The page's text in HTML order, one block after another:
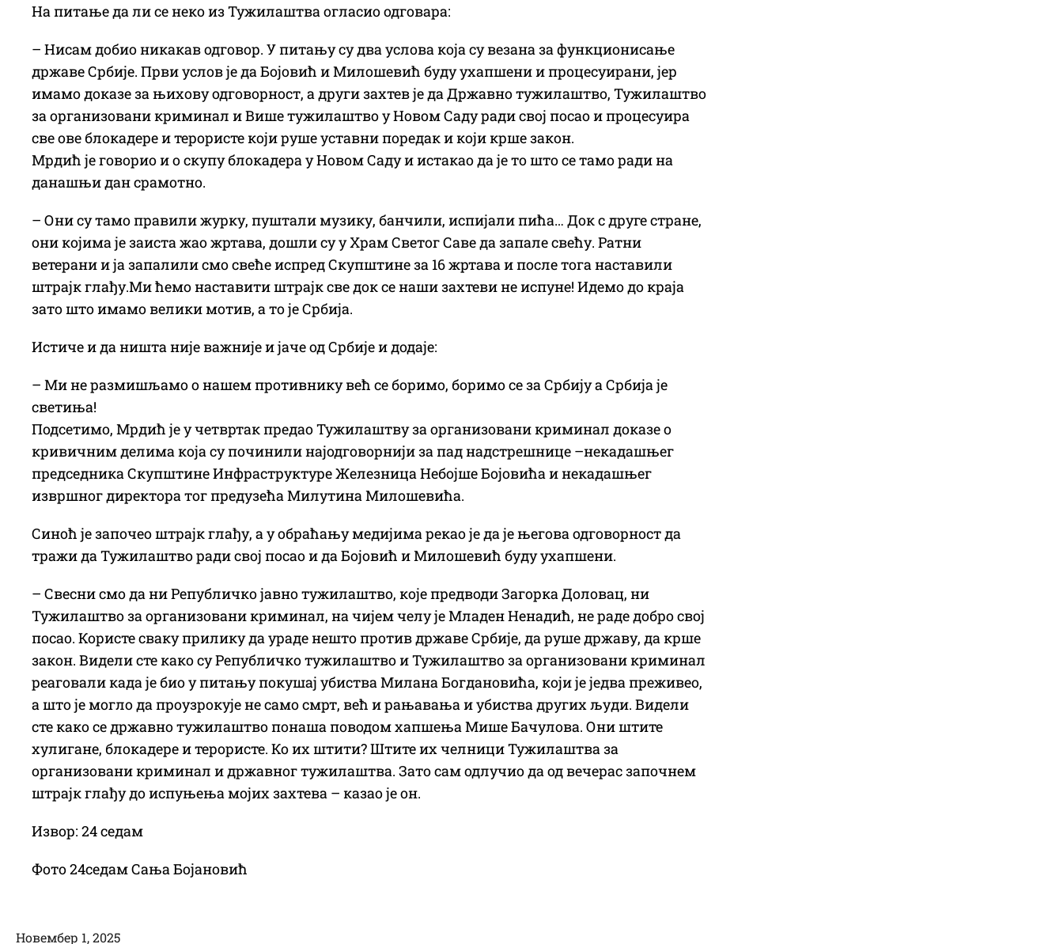
На питање да ли се неко из Тужилаштва огласио одговара:
– Нисам добио никакав одговор. У питању су два услова која су везана за функционисање
државе Србије. Први услов је да Бојовић и Милошевић буду ухапшени и процесуирани, јер
имамо доказе за њихову одговорност, а други захтев је да Државно тужилаштво, Тужилаштво
за организовани криминал и Више тужилаштво у Новом Саду ради свој посао и процесуира
све ове блокадере и терористе који руше уставни поредак и који крше закон.
Мрдић је говорио и о скупу блокадера у Новом Саду и истакао да је то што се тамо ради на
данашњи дан срамотно.
– Они су тамо правили журку, пуштали музику, банчили, испијали пића… Док с друге стране,
они којима је заиста жао жртава, дошли су у Храм Светог Саве да запале свећу. Ратни
ветерани и ја запалили смо свеће испред Скупштине за 16 жртава и после тога наставили
штрајк глађу.Ми ћемо наставити штрајк све док се наши захтеви не испуне! Идемо до краја
зато што имамо велики мотив, а то је Србија.
Истиче и да ништа није важније и јаче од Србије и додаје:
– Ми не размишљамо о нашем противнику већ се боримо, боримо се за Србију а Србија је
светиња!
Подсетимо, Мрдић је у четвртак предао Тужилаштву за организовани криминал доказе о
кривичним делима која су починили најодговорнији за пад надстрешнице –некадашњег
председника Скупштине Инфраструктуре Железница Небојше Бојовића и некадашњег
извршног директора тог предузећа Милутина Милошевића.
Синоћ је започео штрајк глађу, а у обраћању медијима рекао је да је његова одговорност да
тражи да Тужилаштво ради свој посао и да Бојовић и Милошевић буду ухапшени.
– Свесни смо да ни Републичко јавно тужилаштво, које предводи Загорка Доловац, ни
Тужилаштво за организовани криминал, на чијем челу је Младен Ненадић, не раде добро свој
посао. Користе сваку прилику да ураде нешто против државе Србије, да руше државу, да крше
закон. Видели сте како су Републичко тужилаштво и Тужилаштво за организовани криминал
реаговали када је био у питању покушај убиства Милана Богдановића, који је једва преживео,
а што је могло да проузрокује не само смрт, већ и рањавања и убиства других људи. Видели
сте како се државно тужилаштво понаша поводом хапшења Мише Бачулова. Они штите
хулигане, блокадере и терористе. Ко их штити? Штите их челници Тужилаштва за
организовани криминал и државног тужилаштва. Зато сам одлучио да од вечерас започнем
штрајк глађу до испуњења мојих захтева – казао је он.
Извор: 24 седам
Фото 24седам Сања Бојановић
Новембер 1, 2025